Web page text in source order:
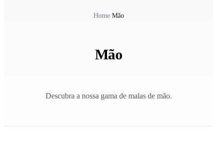
Home/Mão
Mão
Descubra a nossa gama de malas de mão.